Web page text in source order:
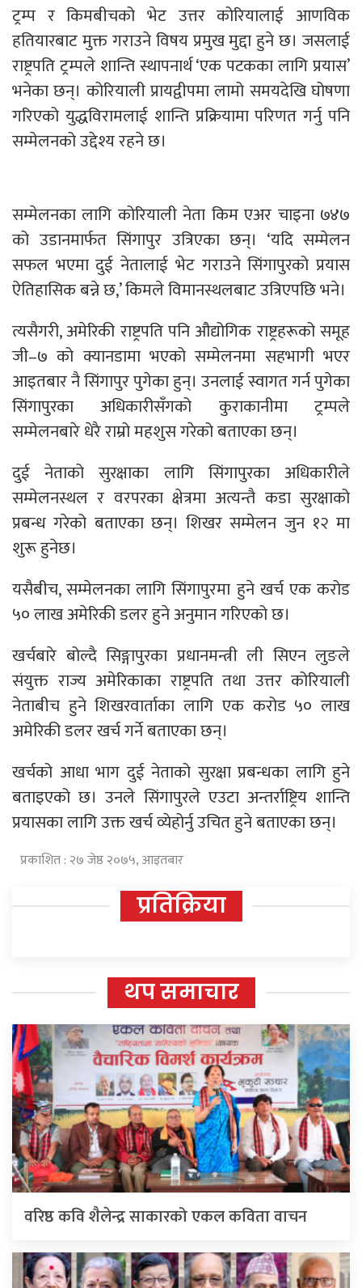
ट्रम्प र किमबीचको भेट उत्तर कोरियालाई आणविक
हतियारबाट मुक्त गराउने विषय प्रमुख मुद्दा हुने छ। जसलाई
राष्ट्रपति ट्रम्पले शान्ति स्थापनार्थ ‘एक पटकका लागि प्रयास’
भनेका छन्। कोरियाली प्रायद्वीपमा लामो समयदेखि घोषणा
गरिएको युद्धविरामलाई शान्ति प्रक्रियामा परिणत गर्नु पनि
सम्मेलनको उद्देश्य रहने छ।
सम्मेलनका लागि कोरियाली नेता किम एअर चाइना ७४७
को उडानमार्फत सिंगापुर उत्रिएका छन्। ‘यदि सम्मेलन
सफल भएमा दुई नेतालाई भेट गराउने सिंगापुरको प्रयास
ऐतिहासिक बन्ने छ,’ किमले विमानस्थलबाट उत्रिएपछि भने।
त्यसैगरी, अमेरिकी राष्ट्रपति पनि औद्योगिक राष्ट्रहरूको समूह
जी–७ को क्यानडामा भएको सम्मेलनमा सहभागी भएर
आइतबार नै सिंगापुर पुगेका हुन्। उनलाई स्वागत गर्न पुगेका
सिंगापुरका अधिकारीसँगको कुराकानीमा ट्रम्पले
सम्मेलनबारे धेरै राम्रो महशुस गरेको बताएका छन्।
दुई नेताको सुरक्षाका लागि सिंगापुरका अधिकारीले
सम्मेलनस्थल र वरपरका क्षेत्रमा अत्यन्तै कडा सुरक्षाको
प्रबन्ध गरेको बताएका छन्। शिखर सम्मेलन जुन १२ मा
शुरू हुनेछ।
यसैबीच, सम्मेलनका लागि सिंगापुरमा हुने खर्च एक करोड
५० लाख अमेरिकी डलर हुने अनुमान गरिएको छ।
खर्चबारे बोल्दै सिङ्गापुरका प्रधानमन्त्री ली सिएन लुङले
संयुक्त राज्य अमेरिकाका राष्ट्रपति तथा उत्तर कोरियाली
नेताबीच हुने शिखरवार्ताका लागि एक करोड ५० लाख
अमेरिकी डलर खर्च गर्ने बताएका छन्।
खर्चको आधा भाग दुई नेताको सुरक्षा प्रबन्धका लागि हुने
बताइएको छ। उनले सिंगापुरले एउटा अन्तर्राष्ट्रिय शान्ति
प्रयासका लागि उक्त खर्च व्येहोर्नु उचित हुने बताएका छन्।
प्रकाशित : २७ जेष्ठ २०७५, आइतबार
प्रतिक्रिया
थप समाचार
वरिष्ठ कवि शैलेन्द्र साकारको एकल कविता वाचन